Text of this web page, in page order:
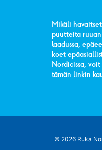
Mikäli
puutteita
laadussa,
koet
Nordicissa,
tämän linkin
© 2026 Ruka